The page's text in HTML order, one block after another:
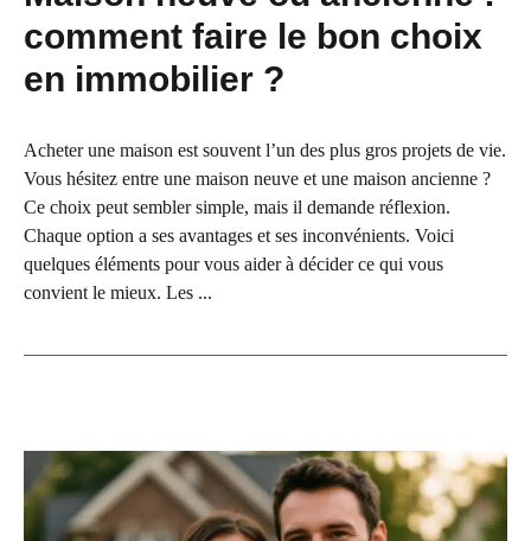
comment faire le bon choix
en immobilier ?
Acheter une maison est souvent l’un des plus gros projets de vie.
Vous hésitez entre une maison neuve et une maison ancienne ?
Ce choix peut sembler simple, mais il demande réflexion.
Chaque option a ses avantages et ses inconvénients. Voici
quelques éléments pour vous aider à décider ce qui vous
convient le mieux. Les ...